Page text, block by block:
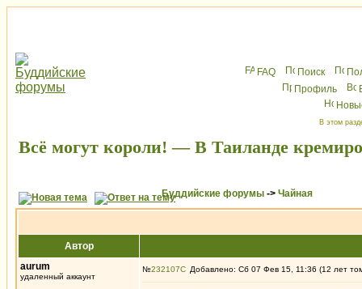
FAQ Поиск
Профиль
В этом
Всё могут короли! — В Таиланде
Буддийские форумы -> Чайная
Автор
aurum
удаленный аккаунт
№232107 Добавлено: Сб 07 Фев 15, 11:36 (12 лет